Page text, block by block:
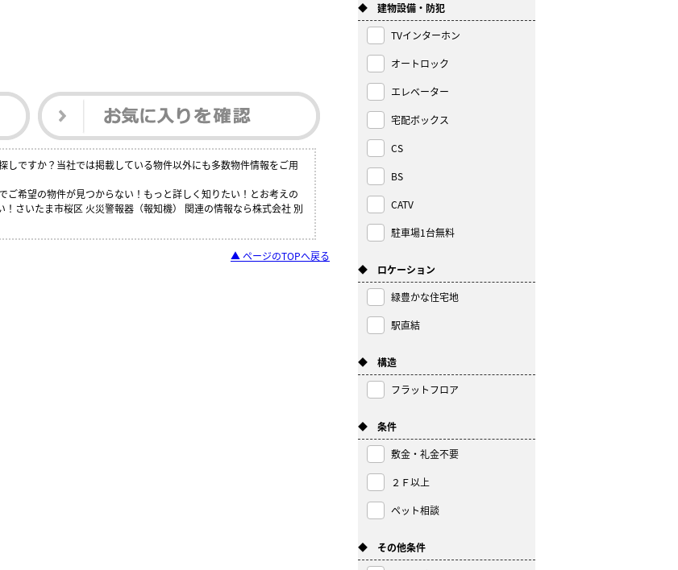
しですか？当社では掲載している物件以外にも多数物件情報をご用
ご希望の物件が見つからない！もっと詳しく知りたい！とお考えの
さいたま市桜区 火災警報器（報知機） 関連の情報なら株式会社 別
▲ ページのTOPへ戻る
◆ 建物設備・防犯
TVインターホン
オートロック
エレベーター
宅配ボックス
CS
BS
CATV
駐車場1台無料
◆ ロケーション
緑豊かな住宅地
駅直結
◆ 構造
フラットフロア
◆ 条件
敷金・礼金不要
２Ｆ以上
ペット相談
◆ その他条件